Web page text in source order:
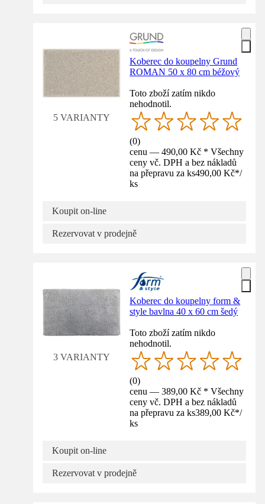
5 VARIANTY
Koberec do koupelny Grund
ROMAN 50 x 80 cm béžový
Toto zboží zatím nikdo
nehodnotil.
(0)
cenu — 490,00 Kč * Všechny
ceny vč. DPH a bez nákladů
na přepravu za ks490,00 Kč*/
ks
Koupit on-line
Rezervovat v prodejně
3 VARIANTY
Koberec do koupelny form &
style bavlna 40 x 60 cm šedý
Toto zboží zatím nikdo
nehodnotil.
(0)
cenu — 389,00 Kč * Všechny
ceny vč. DPH a bez nákladů
na přepravu za ks389,00 Kč*/
ks
Koupit on-line
Rezervovat v prodejně